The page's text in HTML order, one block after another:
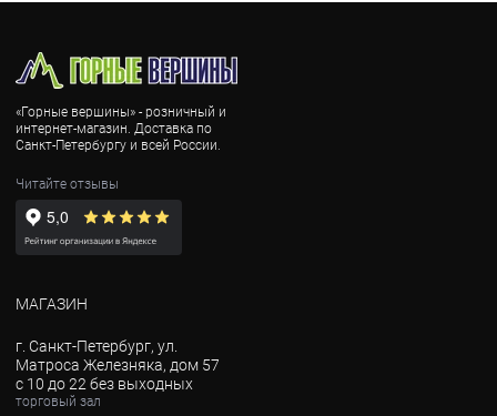
«Горные вершины» - розничный и
интернет-магазин. Доставка по
Санкт-Петербургу и всей России.
Читайте отзывы
МАГАЗИН
г. Санкт-Петербург, ул.
Матроса Железняка, дом 57
с 10 до 22 без выходных
торговый зал